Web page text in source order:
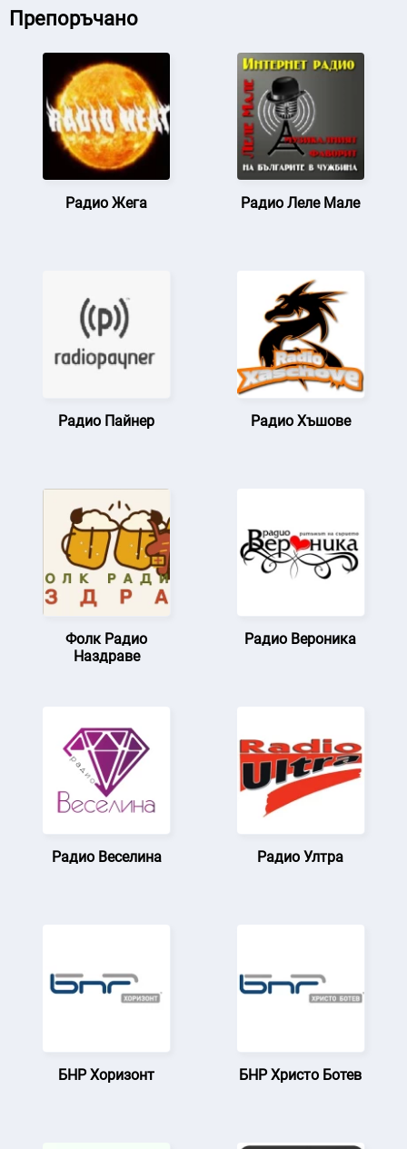
Препоръчано
Радио Жега Радио Леле Мале
Радио Пайнер Радио Хъшове
Фолк Радио
Наздраве
Радио Вероника
Радио Веселина Радио Ултра
БНР Хоризонт БНР Христо Ботев